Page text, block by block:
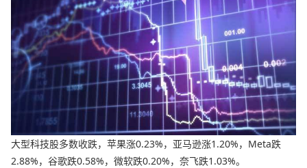
大型科技股多数收跌，苹果涨0.23%，亚马逊涨1.20%，Meta跌
2.88%，谷歌跌0.58%，微软跌0.20%，奈飞跌1.03%。